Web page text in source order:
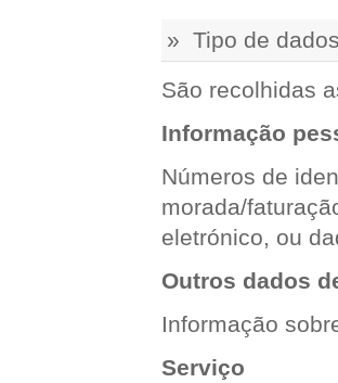
» Tipo de
São recolhidas
Informação
Números de
morada/
eletrónico, ou
Outros dados
Informação
Serviço